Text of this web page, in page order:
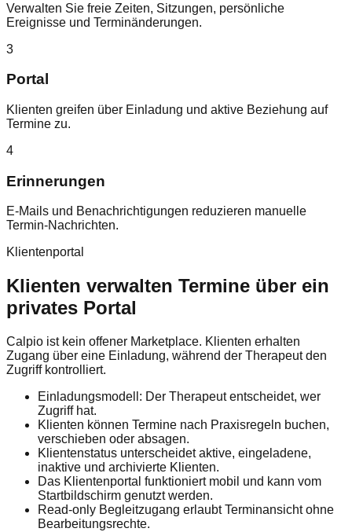
Verwalten Sie freie Zeiten, Sitzungen, persönliche
Ereignisse und Terminänderungen.
3
Portal
Klienten greifen über Einladung und aktive Beziehung auf
Termine zu.
4
Erinnerungen
E-Mails und Benachrichtigungen reduzieren manuelle
Termin-Nachrichten.
Klientenportal
Klienten verwalten Termine über ein
privates Portal
Calpio ist kein offener Marketplace. Klienten erhalten
Zugang über eine Einladung, während der Therapeut den
Zugriff kontrolliert.
Einladungsmodell: Der Therapeut entscheidet, wer
Zugriff hat.
Klienten können Termine nach Praxisregeln buchen,
verschieben oder absagen.
Klientenstatus unterscheidet aktive, eingeladene,
inaktive und archivierte Klienten.
Das Klientenportal funktioniert mobil und kann vom
Startbildschirm genutzt werden.
Read-only Begleitzugang erlaubt Terminansicht ohne
Bearbeitungsrechte.